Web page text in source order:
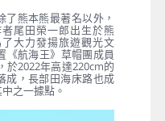
了熊本熊最著名以外，
尾田榮一郎出生於熊
大力發揚旅遊觀光文
《航海王》草帽團成員
於2022年高達220cm的
成，長部田海床路也成
之一據點。